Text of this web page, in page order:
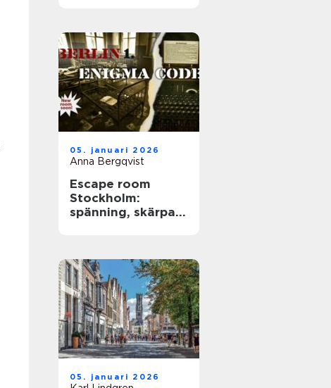
05. januari 2026
Anna Bergqvist
Escape room
Stockholm:
spänning, skärpa
05. januari 2026